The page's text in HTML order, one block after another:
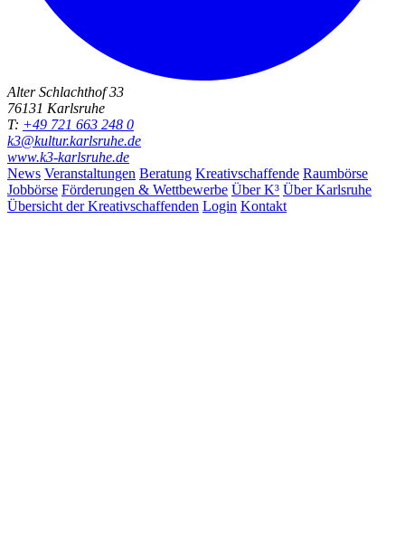
Alter Schlachthof 33
76131 Karlsruhe
T: +49 721 663 248 0
k3@kultur.karlsruhe.de
www.k3-karlsruhe.de
News Veranstaltungen Beratung Kreativschaffende Raumbörse
Jobbörse Förderungen & Wettbewerbe Über K³ Über Karlsruhe
Übersicht der Kreativschaffenden Login Kontakt